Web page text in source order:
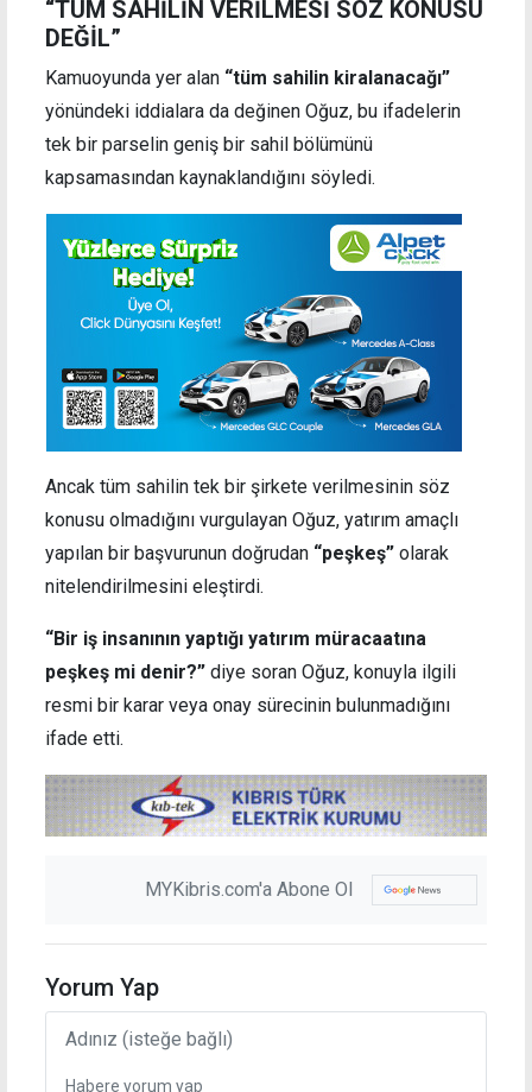
“TÜM SAHİLİN VERİLMESİ SÖZ KONUSU
DEĞİL”
Kamuoyunda yer alan “tüm sahilin kiralanacağı”
yönündeki iddialara da değinen Oğuz, bu ifadelerin
tek bir parselin geniş bir sahil bölümünü
kapsamasından kaynaklandığını söyledi.
Ancak tüm sahilin tek bir şirkete verilmesinin söz
konusu olmadığını vurgulayan Oğuz, yatırım amaçlı
yapılan bir başvurunun doğrudan “peşkeş” olarak
nitelendirilmesini eleştirdi.
“Bir iş insanının yaptığı yatırım müracaatına
peşkeş mi denir?” diye soran Oğuz, konuyla ilgili
resmi bir karar veya onay sürecinin bulunmadığını
ifade etti.
MYKibris.com'a Abone Ol
Yorum Yap